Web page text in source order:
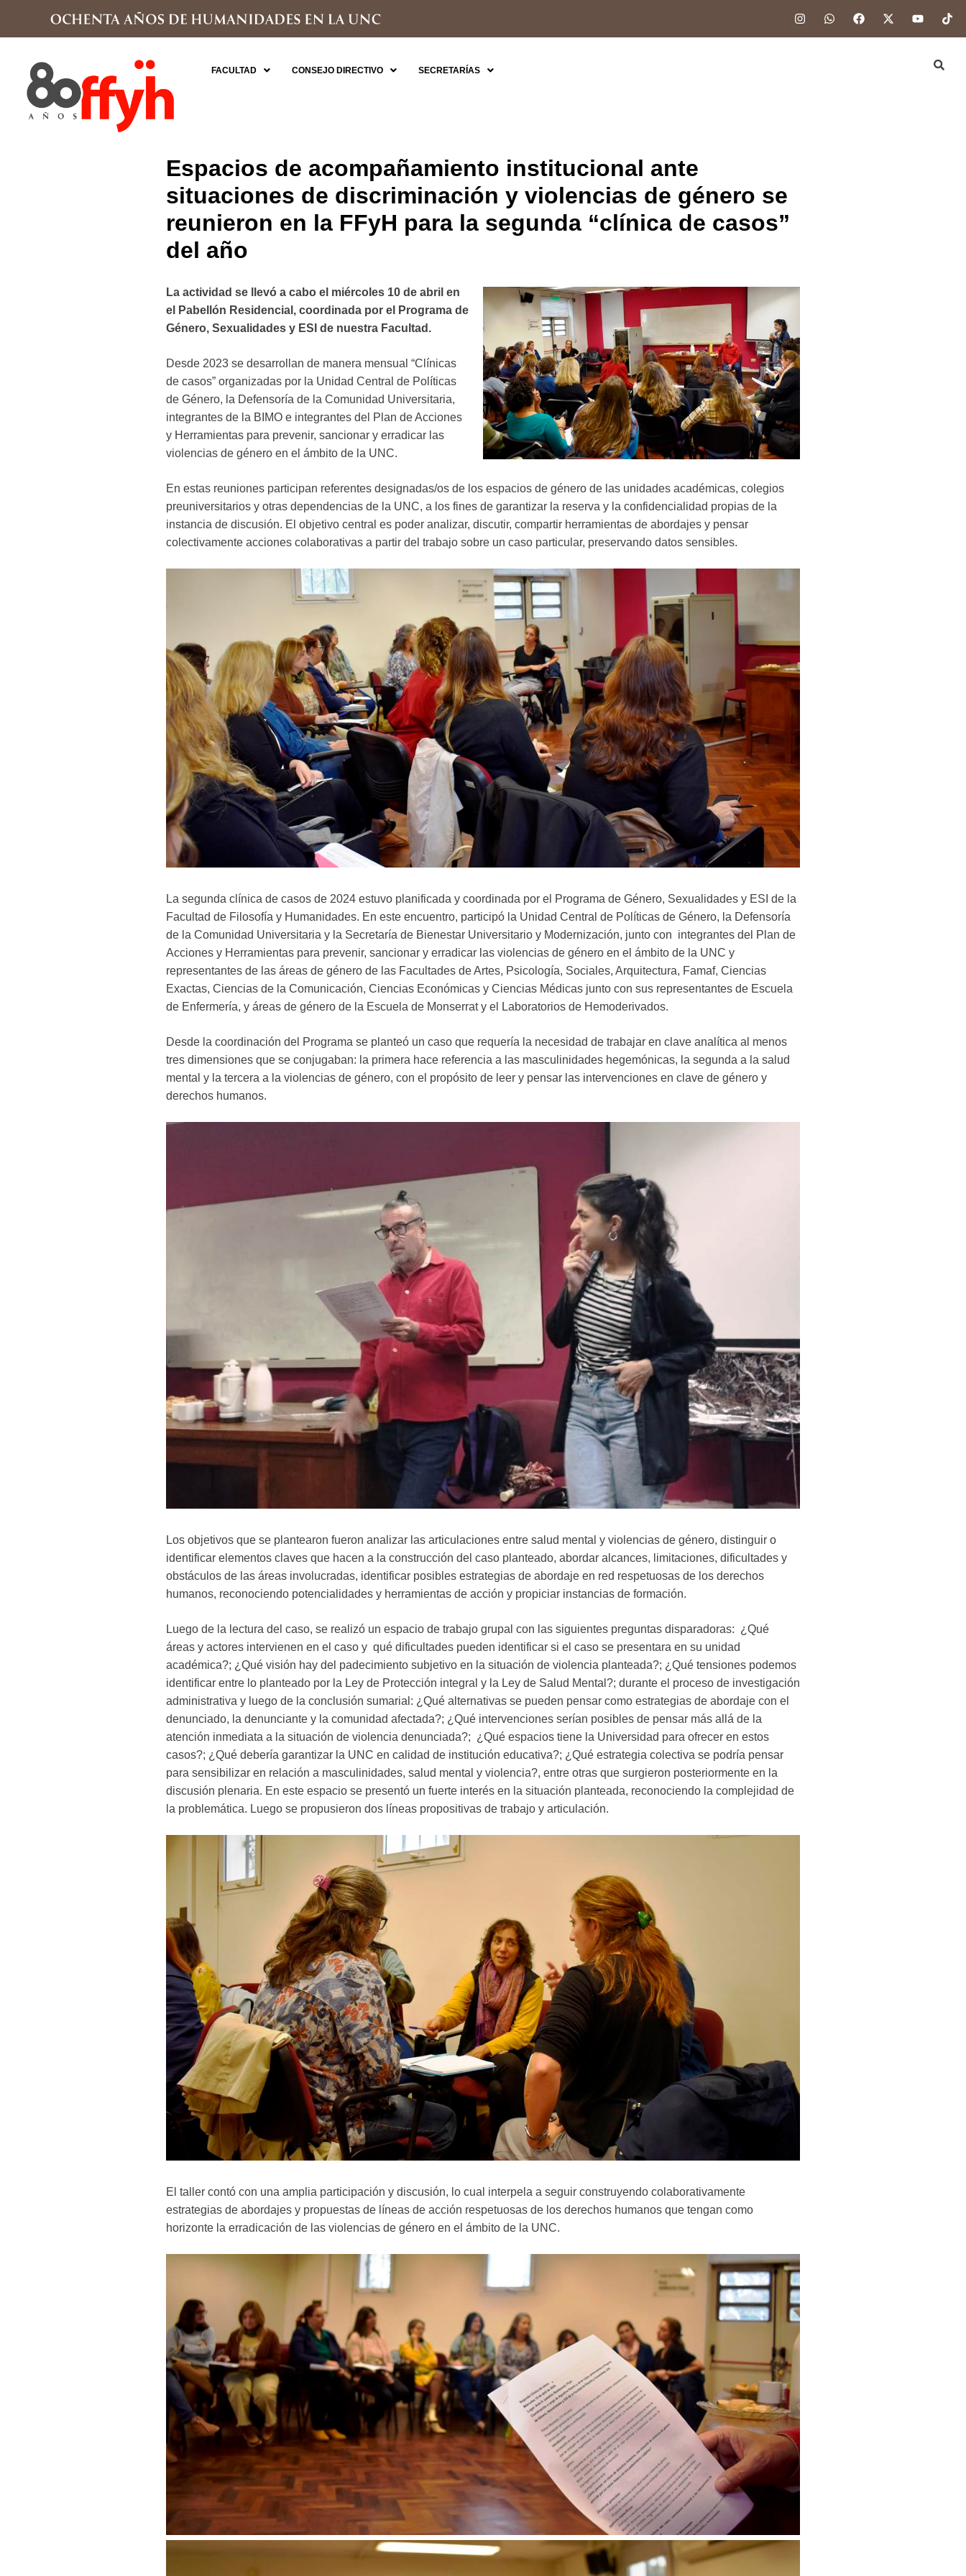
FACULTAD CONSEJO DIRECTIVO SECRETARÍAS
Espacios de acompañamiento institucional ante
situaciones de discriminación y violencias de género se
reunieron en la FFyH para la segunda “clínica de casos”
del año
La actividad se llevó a cabo el miércoles 10 de abril en
el Pabellón Residencial, coordinada por el Programa de
Género, Sexualidades y ESI de nuestra Facultad.
Desde 2023 se desarrollan de manera mensual “Clínicas
de casos” organizadas por la Unidad Central de Políticas
de Género, la Defensoría de la Comunidad Universitaria,
integrantes de la BIMO e integrantes del Plan de Acciones
y Herramientas para prevenir, sancionar y erradicar las
violencias de género en el ámbito de la UNC.
En estas reuniones participan referentes designadas/os de los espacios de género de las unidades académicas, colegios
preuniversitarios y otras dependencias de la UNC, a los fines de garantizar la reserva y la confidencialidad propias de la
instancia de discusión. El objetivo central es poder analizar, discutir, compartir herramientas de abordajes y pensar
colectivamente acciones colaborativas a partir del trabajo sobre un caso particular, preservando datos sensibles.
La segunda clínica de casos de 2024 estuvo planificada y coordinada por el Programa de Género, Sexualidades y ESI de la
Facultad de Filosofía y Humanidades. En este encuentro, participó la Unidad Central de Políticas de Género, la Defensoría
de la Comunidad Universitaria y la Secretaría de Bienestar Universitario y Modernización, junto con integrantes del Plan de
Acciones y Herramientas para prevenir, sancionar y erradicar las violencias de género en el ámbito de la UNC y
representantes de las áreas de género de las Facultades de Artes, Psicología, Sociales, Arquitectura, Famaf, Ciencias
Exactas, Ciencias de la Comunicación, Ciencias Económicas y Ciencias Médicas junto con sus representantes de Escuela
de Enfermería, y áreas de género de la Escuela de Monserrat y el Laboratorios de Hemoderivados.
Desde la coordinación del Programa se planteó un caso que requería la necesidad de trabajar en clave analítica al menos
tres dimensiones que se conjugaban: la primera hace referencia a las masculinidades hegemónicas, la segunda a la salud
mental y la tercera a la violencias de género, con el propósito de leer y pensar las intervenciones en clave de género y
derechos humanos.
Los objetivos que se plantearon fueron analizar las articulaciones entre salud mental y violencias de género, distinguir o
identificar elementos claves que hacen a la construcción del caso planteado, abordar alcances, limitaciones, dificultades y
obstáculos de las áreas involucradas, identificar posibles estrategias de abordaje en red respetuosas de los derechos
humanos, reconociendo potencialidades y herramientas de acción y propiciar instancias de formación.
Luego de la lectura del caso, se realizó un espacio de trabajo grupal con las siguientes preguntas disparadoras: ¿Qué
áreas y actores intervienen en el caso y qué dificultades pueden identificar si el caso se presentara en su unidad
académica?; ¿Qué visión hay del padecimiento subjetivo en la situación de violencia planteada?; ¿Qué tensiones podemos
identificar entre lo planteado por la Ley de Protección integral y la Ley de Salud Mental?; durante el proceso de investigación
administrativa y luego de la conclusión sumarial: ¿Qué alternativas se pueden pensar como estrategias de abordaje con el
denunciado, la denunciante y la comunidad afectada?; ¿Qué intervenciones serían posibles de pensar más allá de la
atención inmediata a la situación de violencia denunciada?; ¿Qué espacios tiene la Universidad para ofrecer en estos
casos?; ¿Qué debería garantizar la UNC en calidad de institución educativa?; ¿Qué estrategia colectiva se podría pensar
para sensibilizar en relación a masculinidades, salud mental y violencia?, entre otras que surgieron posteriormente en la
discusión plenaria. En este espacio se presentó un fuerte interés en la situación planteada, reconociendo la complejidad de
la problemática. Luego se propusieron dos líneas propositivas de trabajo y articulación.
El taller contó con una amplia participación y discusión, lo cual interpela a seguir construyendo colaborativamente
estrategias de abordajes y propuestas de líneas de acción respetuosas de los derechos humanos que tengan como
horizonte la erradicación de las violencias de género en el ámbito de la UNC.